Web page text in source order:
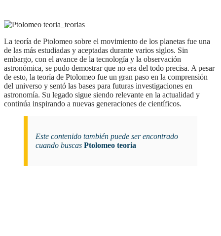
la teoría de Ptolomeo sobre el movimiento de los planetas fue una
de las más estudiadas y aceptadas durante varios siglos. Sin
embargo, con el avance de la tecnología y la observación
astronómica, se pudo demostrar que no era del todo precisa. A pesar
de esto, la teoría de Ptolomeo fue un gran paso en la comprensión
del universo y sentó las bases para futuras investigaciones en
astronomía. Su legado sigue siendo relevante en la actualidad y
continúa inspirando a nuevas generaciones de científicos.
Este contenido también puede ser encontrado
cuando buscas Ptolomeo teoria